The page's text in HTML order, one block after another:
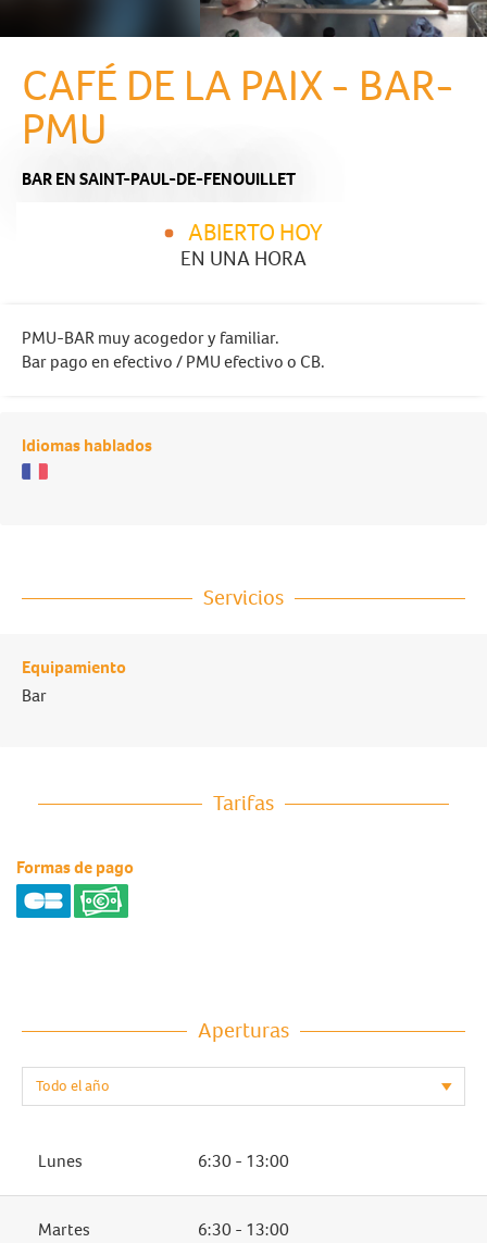
CAFÉ DE LA PAIX - BAR-
PMU
BAREN SAINT-PAUL-DE-FENOUILLET
ABIERTO HOY
EN UNA HORA
PMU-BAR muy acogedor y familiar.
Bar pago en efectivo / PMU efectivo o CB.
Idiomas hablados
Servicios
Equipamiento
Bar
Tarifas
Formas de pago
Aperturas
Lunes 6:30 - 13:00
Martes 6:30 - 13:00